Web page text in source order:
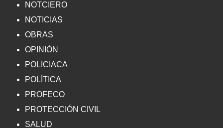
NOTCIERO
NOTICIAS
OBRAS
OPINIÓN
POLICIACA
POLÍTICA
PROFECO
PROTECCIÓN CIVIL
SALUD